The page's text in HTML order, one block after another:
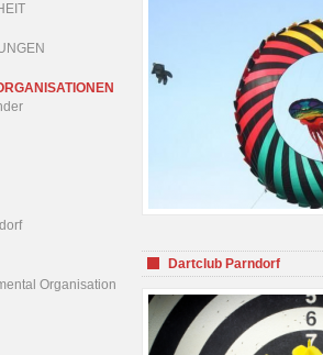
Organisation
Dartclub Parndorf